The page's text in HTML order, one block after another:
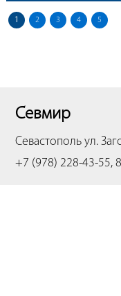
1 2 3 4 5
Севмир
Севастополь ул.
+7 (978) 228-43-55,